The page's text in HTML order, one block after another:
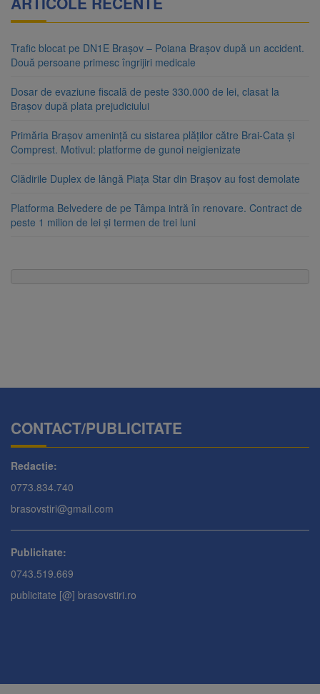
Trafic blocat pe DN1E Brașov – Poiana Brașov după un accident.
Două persoane primesc îngrijiri medicale
Dosar de evaziune fiscală de peste 330.000 de lei, clasat la
Brașov după plata prejudiciului
Primăria Brașov amenință cu sistarea plăților către Brai-Cata și
Comprest. Motivul: platforme de gunoi neigienizate
Clădirile Duplex de lângă Piața Star din Brașov au fost demolate
Platforma Belvedere de pe Tâmpa intră în renovare. Contract de
peste 1 milion de lei și termen de trei luni
CONTACT/PUBLICITATE
Redactie:
0773.834.740
brasovstiri@gmail.com
Publicitate:
0743.519.669
publicitate [@] brasovstiri.ro